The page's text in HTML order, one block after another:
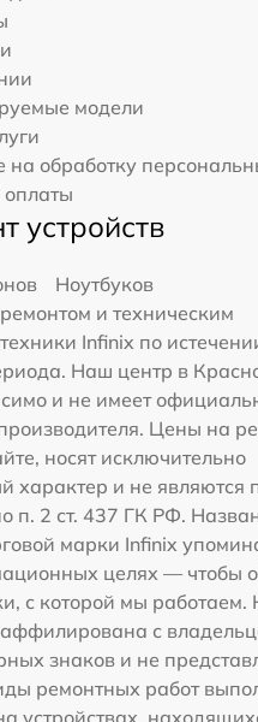
модели
на обработку
устройств
Ноутбуков
и техническим
Infinix по
Наш центр в
и не имеет
Цены на
носят исключительно
характер и не являются
п. 2 ст. 437 ГК РФ.
марки Infinix
целях — чтобы
с которой мы
с
знаков и не
ремонтных работ
устройствах,